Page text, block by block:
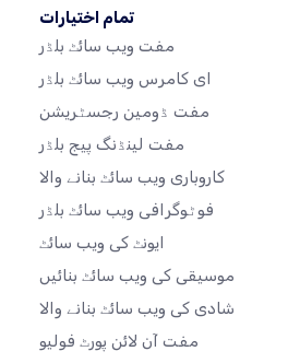
تمام اختیارات
مفت ویب سائٹ بلڈر
ای کامرس ویب سائٹ بلڈر
مفت ڈومین رجسٹریشن
مفت لینڈنگ پیج بلڈر
کاروباری ویب سائٹ بنانے والا
فوٹوگرافی ویب سائٹ بلڈر
ایونٹ کی ویب سائٹ
موسیقی کی ویب سائٹ بنائیں
شادی کی ویب سائٹ بنانے والا
مفت آن لائن پورٹ فولیو